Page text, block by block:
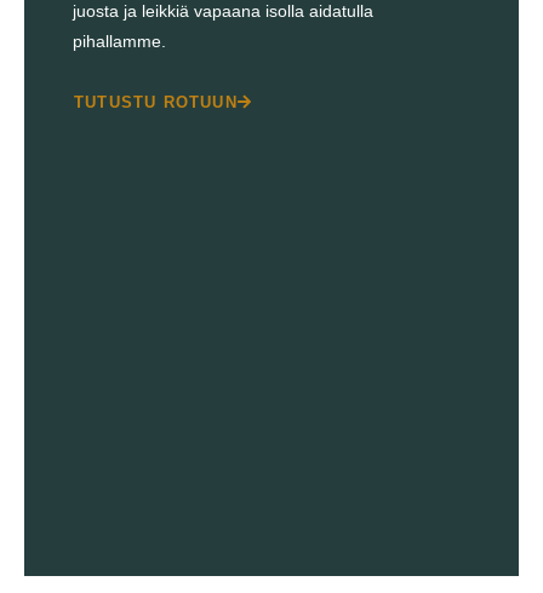
juosta ja leikkiä vapaana isolla aidatulla
pihallamme.
TUTUSTU ROTUUN